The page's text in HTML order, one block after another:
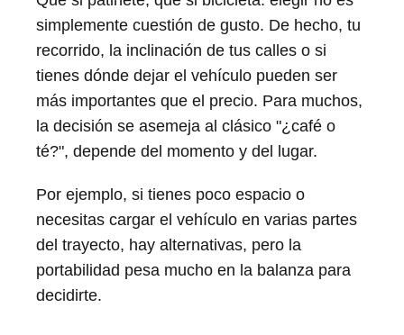
simplemente cuestión de gusto. De hecho, tu
recorrido, la inclinación de tus calles o si
tienes dónde dejar el vehículo pueden ser
más importantes que el precio. Para muchos,
la decisión se asemeja al clásico "¿café o
té?", depende del momento y del lugar.
Por ejemplo, si tienes poco espacio o
necesitas cargar el vehículo en varias partes
del trayecto, hay alternativas, pero la
portabilidad pesa mucho en la balanza para
decidirte.